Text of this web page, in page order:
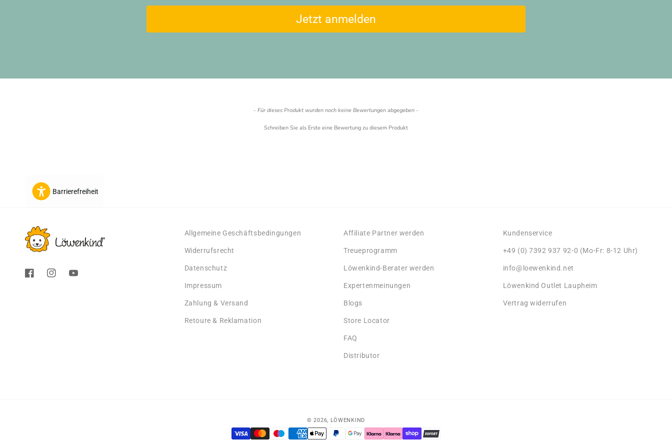
Jetzt anmelden
- Für dieses Produkt wurden noch keine Bewertungen abgegeben -
Schreiben Sie als Erste eine Bewertung zu diesem Produkt
Barrierefreiheit
FacebookInstagramYouTube
Allgemeine Geschäftsbedingungen
Widerrufsrecht
Datenschutz
Impressum
Zahlung & Versand
Retoure & Reklamation
Affiliate Partner werden
Treueprogramm
Löwenkind-Berater werden
Expertenmeinungen
Blogs
Store Locator
FAQ
Distributor
Kundenservice
+49 (0) 7392 937 92-0 (Mo-Fr: 8-12 Uhr)
info@loewenkind.net
Löwenkind Outlet Laupheim
Vertrag widerrufen
© 2026, LÖWENKIND
Zahlungsmethoden